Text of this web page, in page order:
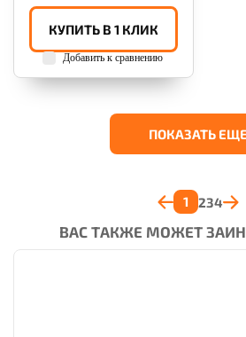
КУПИТЬ В 1 КЛИК
Добавить к сравнению
ПОКАЗАТЬ ЕЩЕ
1 234
ВАС ТАКЖЕ МОЖЕТ